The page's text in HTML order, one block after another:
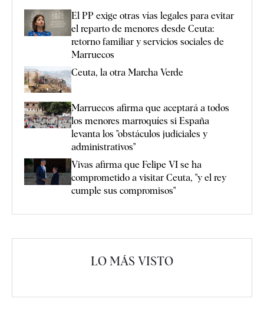
El PP exige otras vías legales para evitar
el reparto de menores desde Ceuta:
retorno familiar y servicios sociales de
Marruecos
Ceuta, la otra Marcha Verde
Marruecos afirma que aceptará a todos
los menores marroquíes si España
levanta los "obstáculos judiciales y
administrativos"
Vivas afirma que Felipe VI se ha
comprometido a visitar Ceuta, "y el rey
cumple sus compromisos"
LO MÁS VISTO